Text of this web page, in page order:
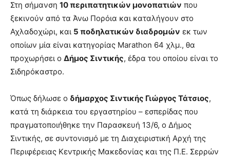
Στη σήμανση 10 περιπατητικών μονοπατιών που
ξεκινούν από τα Άνω Πορόια και καταλήγουν στο
Αχλαδοχώρι, και 5 ποδηλατικών διαδρομών εκ των
οποίων μία είναι κατηγορίας Marathon 64 χλμ., θα
προχωρήσει ο Δήμος Σιντικής, έδρα του οποίου είναι το
Σιδηρόκαστρο.
Όπως δήλωσε ο δήμαρχος Σιντικής Γιώργος Τάτσιος,
κατά τη διάρκεια του εργαστηρίου – εσπερίδας που
πραγματοποιήθηκε την Παρασκευή 13/6, ο Δήμος
Σιντικής, σε συντονισμό με τη Διαχειριστική Αρχή της
Περιφέρειας Κεντρικής Μακεδονίας και της Π.Ε. Σερρών